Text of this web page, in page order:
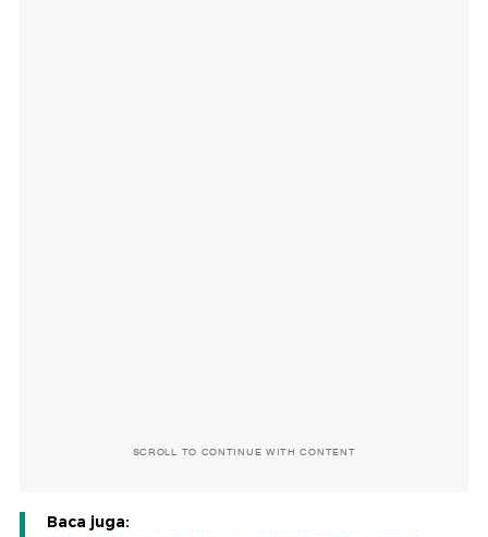
SCROLL TO CONTINUE WITH CONTENT
Baca juga: